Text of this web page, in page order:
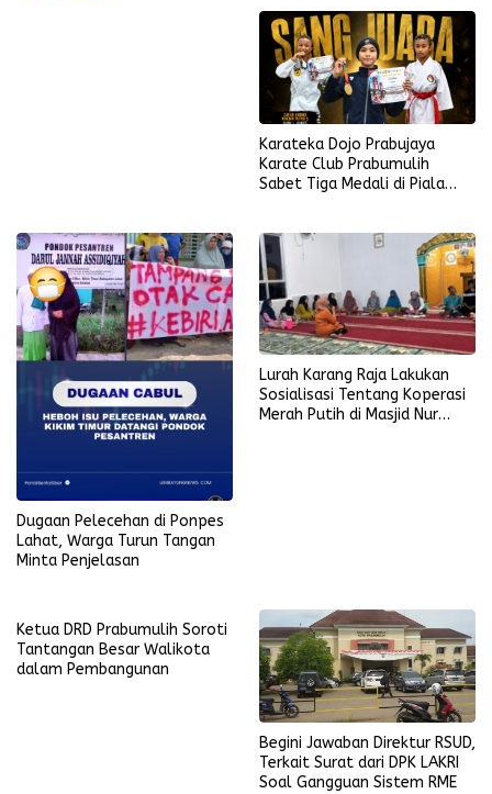
Karateka Dojo Prabujaya
Karate Club Prabumulih
Sabet Tiga Medali di Piala
Dugaan Pelecehan di Ponpes
Lahat, Warga Turun Tangan
Minta Penjelasan
Lurah Karang Raja Lakukan
Sosialisasi Tentang Koperasi
Merah Putih di Masjid Nur
Ketua DRD Prabumulih Soroti
Tantangan Besar Walikota
dalam Pembangunan
Begini Jawaban Direktur RSUD,
Terkait Surat dari DPK LAKRI
Soal Gangguan Sistem RME